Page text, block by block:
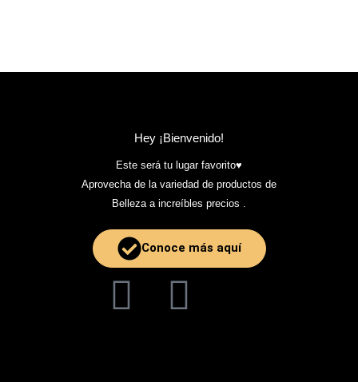
Hey ¡Bienvenido!
Este será tu lugar favorito♥️
Aprovecha de la variedad de productos de
Belleza a increíbles precios .
Conoce más aquí